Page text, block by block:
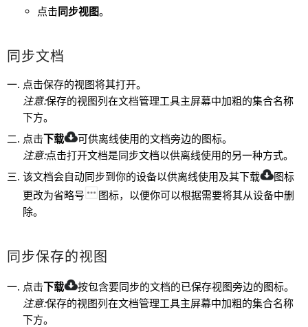
点击 同步视图。
同步文档
点击保存的视图将其打开。
注意:保存的视图列在文档管理工具主屏幕中加粗的集合名称
下方。
点击下载
可供离线使用的文档旁边的图标。
注意:点击打开文档是同步文档以供离线使用的另一种方式。
该文档会自动同步到你的设备以供离线使用及其下载
图标
更改为省略号
图标，以便你可以根据需要将其从设备中删
除。
同步保存的视图
点击下载
按包含要同步的文档的已保存视图旁边的图标。
注意:保存的视图列在文档管理工具主屏幕中加粗的集合名称
下方。